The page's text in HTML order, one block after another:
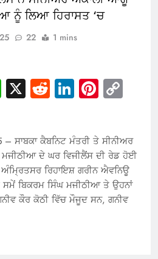
ਨੂੰ ਲਿਆ ਹਿਰਾਸਤ ‘ਚ
22 1 mins
WhatsApp
X RedditLinkedIn
ਸਾਬਕਾ ਕੈਬਨਿਟ ਮੰਤਰੀ ਤੇ ਸੀਨੀਅਰ
ਦੇ ਘਰ ਵਿਜੀਲੈਂਸ ਦੀ ਰੇਡ ਹੋਈ
ਰਿਹਾਇਸ਼ ਗਰੀਨ ਐਵਨਿਊ
ਬਿਕਰਮ ਸਿੰਘ ਮਜੀਠੀਆ ਤੇ ਉਹਨਾਂ
ਕੌਰ ਕੋਠੀ ਵਿੱਚ ਮੌਜੂਦ ਸਨ, ਗਨੀਵ